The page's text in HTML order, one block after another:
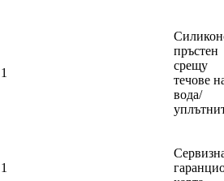
1
пръстен
срещу
течове
вода/
1